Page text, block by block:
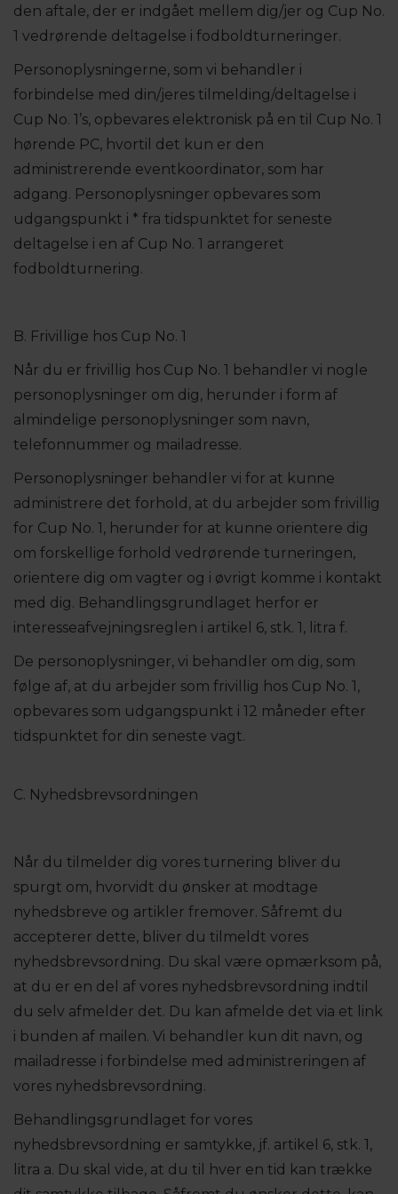
den aftale, der er indgået mellem dig/jer og Cup No.
1 vedrørende deltagelse i fodboldturneringer.
Personoplysningerne, som vi behandler i
forbindelse med din/jeres tilmelding/deltagelse i
Cup No. 1’s, opbevares elektronisk på en til Cup No. 1
hørende PC, hvortil det kun er den
administrerende eventkoordinator, som har
adgang. Personoplysninger opbevares som
udgangspunkt i * fra tidspunktet for seneste
deltagelse i en af Cup No. 1 arrangeret
fodboldturnering.
B. Frivillige hos Cup No. 1
Når du er frivillig hos Cup No. 1 behandler vi nogle
personoplysninger om dig, herunder i form af
almindelige personoplysninger som navn,
telefonnummer og mailadresse.
Personoplysninger behandler vi for at kunne
administrere det forhold, at du arbejder som frivillig
for Cup No. 1, herunder for at kunne orientere dig
om forskellige forhold vedrørende turneringen,
orientere dig om vagter og i øvrigt komme i kontakt
med dig. Behandlingsgrundlaget herfor er
interesseafvejningsreglen i artikel 6, stk. 1, litra f.
De personoplysninger, vi behandler om dig, som
følge af, at du arbejder som frivillig hos Cup No. 1,
opbevares som udgangspunkt i 12 måneder efter
tidspunktet for din seneste vagt.
C. Nyhedsbrevsordningen
Når du tilmelder dig vores turnering bliver du
spurgt om, hvorvidt du ønsker at modtage
nyhedsbreve og artikler fremover. Såfremt du
accepterer dette, bliver du tilmeldt vores
nyhedsbrevsordning. Du skal være opmærksom på,
at du er en del af vores nyhedsbrevsordning indtil
du selv afmelder det. Du kan afmelde det via et link
i bunden af mailen. Vi behandler kun dit navn, og
mailadresse i forbindelse med administreringen af
vores nyhedsbrevsordning.
Behandlingsgrundlaget for vores
nyhedsbrevsordning er samtykke, jf. artikel 6, stk. 1,
litra a. Du skal vide, at du til hver en tid kan trække